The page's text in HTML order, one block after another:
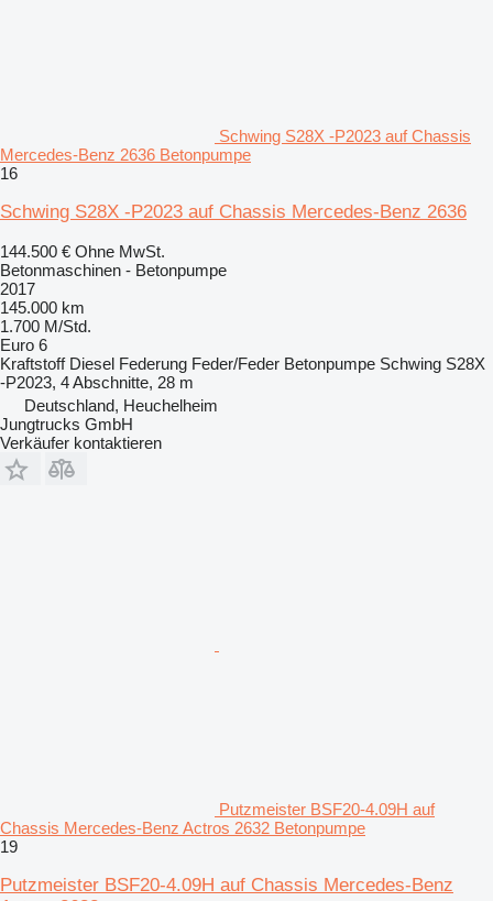
Schwing S28X -P2023 auf Chassis
Mercedes-Benz 2636 Betonpumpe
16
Schwing S28X -P2023 auf Chassis Mercedes-Benz 2636
144.500 € Ohne MwSt.
Betonmaschinen - Betonpumpe
2017
145.000 km
1.700 M/Std.
Euro 6
Kraftstoff Diesel Federung Feder/Feder Betonpumpe Schwing S28X
-P2023, 4 Abschnitte, 28 m
Deutschland, Heuchelheim
Jungtrucks GmbH
Verkäufer kontaktieren
Putzmeister BSF20-4.09H auf
Chassis Mercedes-Benz Actros 2632 Betonpumpe
19
Putzmeister BSF20-4.09H auf Chassis Mercedes-Benz